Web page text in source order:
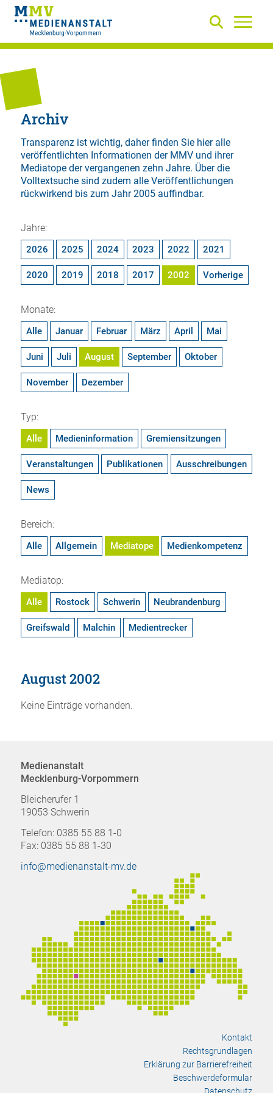
Archiv
Transparenz ist wichtig, daher finden Sie hier alle
veröffentlichten Informationen der MMV und ihrer
Mediatope der vergangenen zehn Jahre. Über die
Volltextsuchesind zudem alle Veröffentlichungen
rückwirkend bis zum Jahr 2005 auffindbar.
Jahre:
2026 2025 2024 2023 2022 2021
2020 2019 2018 2017 2002 Vorherige
Monate:
Alle Januar Februar März April Mai
Juni Juli August September Oktober
November Dezember
Typ:
Alle Medieninformation Gremiensitzungen
Veranstaltungen Publikationen Ausschreibungen
News
Bereich:
Alle Allgemein Mediatope Medienkompetenz
Mediatop:
Alle Rostock Schwerin Neubrandenburg
Greifswald Malchin Medientrecker
August 2002
Keine Einträge vorhanden.
Medienanstalt
Mecklenburg-Vorpommern
Bleicherufer 1
19053 Schwerin
Telefon: 0385 55 88 1-0
Fax: 0385 55 88 1-30
info@medienanstalt-mv.de
Kontakt
Rechtsgrundlagen
Erklärung zur Barrierefreiheit
Beschwerdeformular
Datenschutz